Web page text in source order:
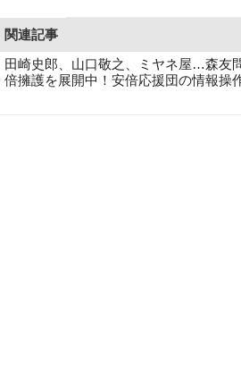
関連記事
田崎史郎、山口敬之、ミヤネ屋…森友
倍擁護を展開中！安倍応援団の情報操